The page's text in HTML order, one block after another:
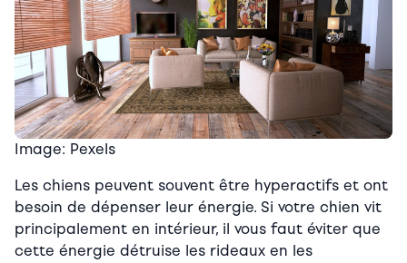
Image: Pexels
Les chiens peuvent souvent être hyperactifs et ont
besoin de dépenser leur énergie. Si votre chien vit
principalement en intérieur, il vous faut éviter que
cette énergie détruise les rideaux en les